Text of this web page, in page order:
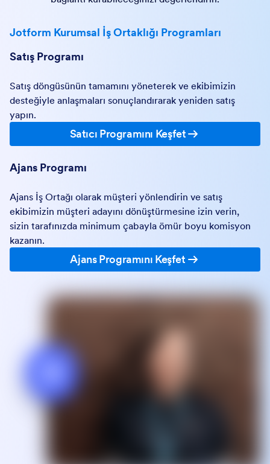
için Jotform'un 35 milyondan fazla kullanıcısıyla nasıl
Jotform Kurumsal İş Ortaklığı Programları
Satış Programı
Satış döngüsünün tamamını yöneterek ve ekibimizin
desteğiyle anlaşmaları sonuçlandırarak yeniden satış
Ajans Programı
Ajans İş Ortağı olarak müşteri yönlendirin ve satış
ekibimizin müşteri adayını dönüştürmesine izin verin,
sizin tarafınızda minimum çabayla ömür boyu komisyon
Ajans Programını Keşfet